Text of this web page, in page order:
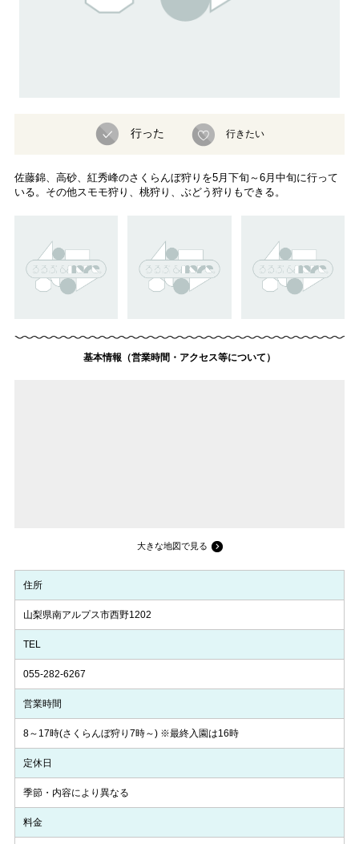
行った 行きたい
佐藤錦、高砂、紅秀峰のさくらんぼ狩りを5月下旬～6月中旬に行って
いる。その他スモモ狩り、桃狩り、ぶどう狩りもできる。
基本情報（営業時間・アクセス等について）
大きな地図で見る
住所
山梨県南アルプス市西野1202
TEL
055-282-6267
営業時間
8～17時(さくらんぼ狩り7時～) ※最終入園は16時
定休日
季節・内容により異なる
料金